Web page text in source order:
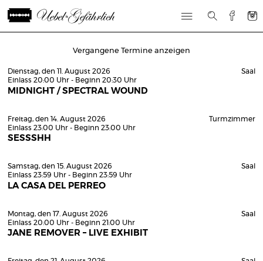
Vergangene Termine anzeigen
Dienstag, den 11. August 2026
Einlass 20:00 Uhr - Beginn 20:30 Uhr
MIDNIGHT / SPECTRAL WOUND
Saal
Freitag, den 14. August 2026
Einlass 23:00 Uhr - Beginn 23:00 Uhr
SESSSHH
Turmzimmer
Samstag, den 15. August 2026
Einlass 23:59 Uhr - Beginn 23:59 Uhr
LA CASA DEL PERREO
Saal
Montag, den 17. August 2026
Einlass 20:00 Uhr - Beginn 21:00 Uhr
JANE REMOVER – LIVE EXHIBIT
Saal